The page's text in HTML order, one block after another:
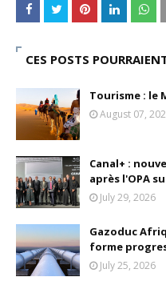
CES POSTS
Tourisme : le
August 07,
Canal+ :
après l'OPA
July 29, 2026
Gazoduc
forme
July 25, 2026